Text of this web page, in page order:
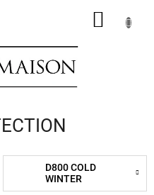
D800 COLD
WINTER